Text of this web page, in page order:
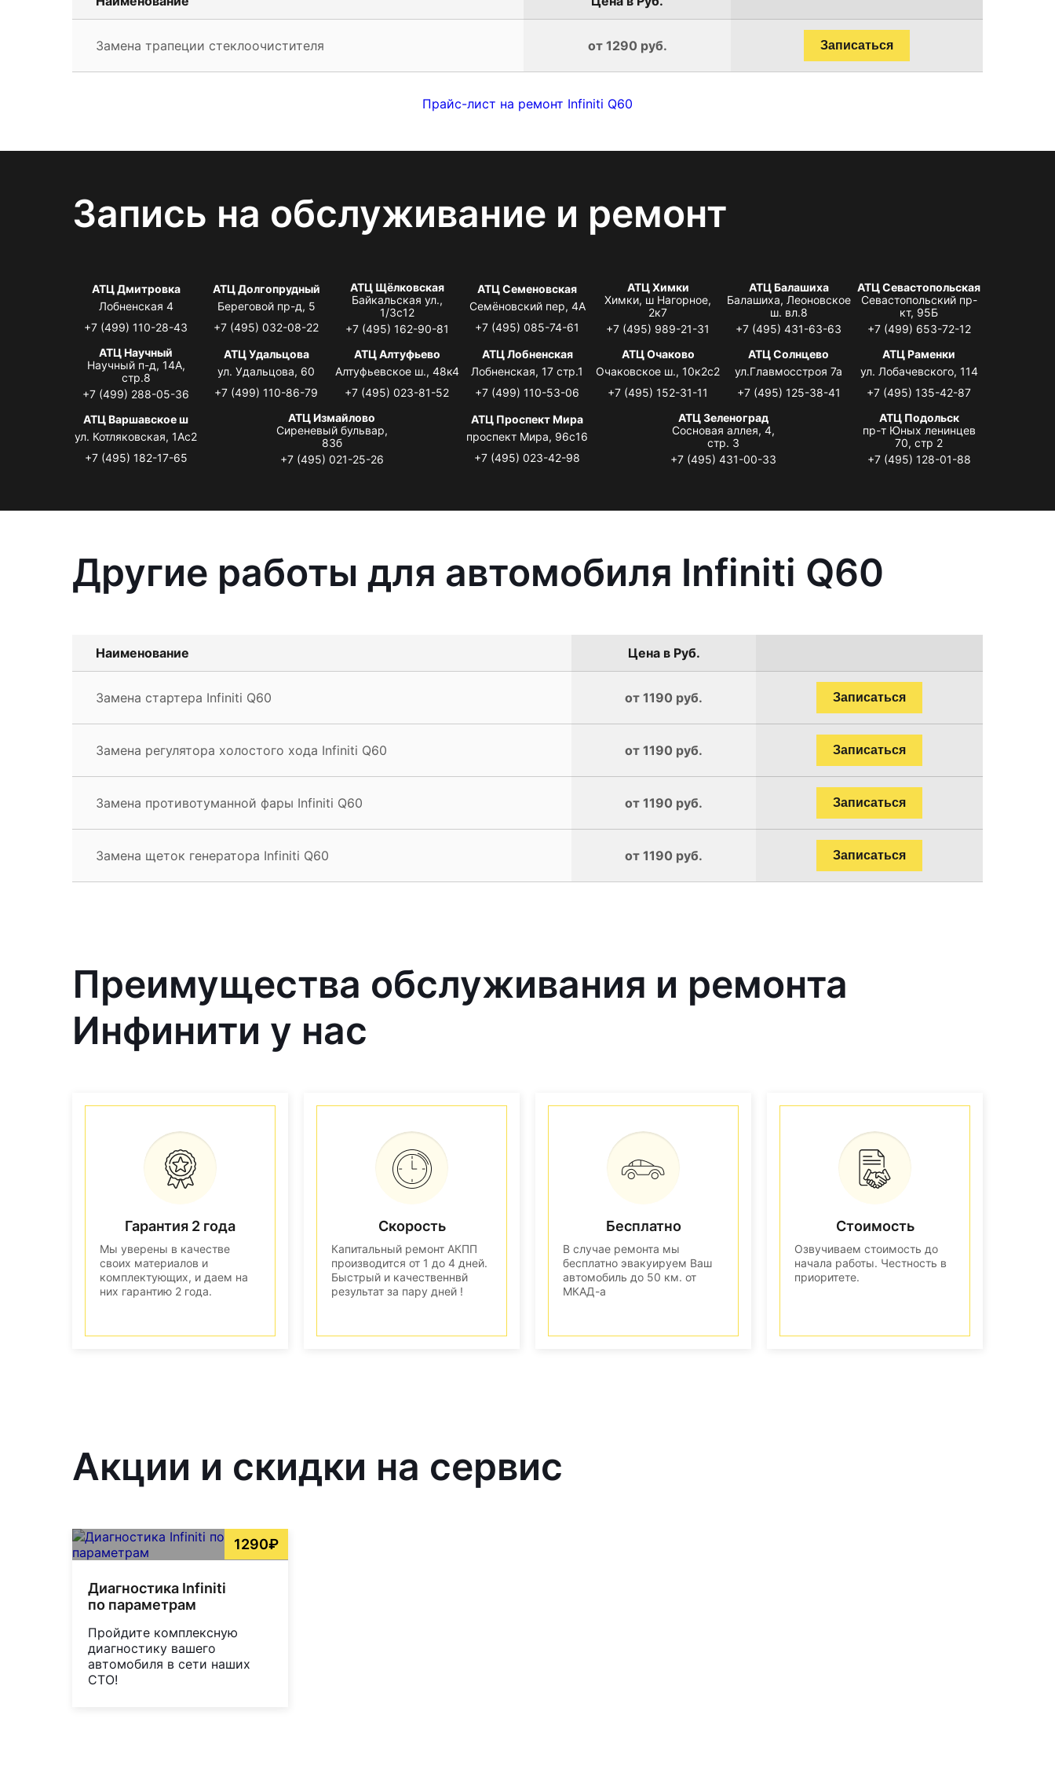
Замена трапеции стеклоочистителя от 1290 руб. Записаться
Прайс-лист на ремонт Infiniti Q60
Запись на обслуживание и ремонт
АТЦ Дмитровка
Лобненская 4
+7 (499) 110-28-43
АТЦ Долгопрудный
Береговой пр-д, 5
+7 (495) 032-08-22
АТЦ Щёлковская
Байкальская ул.,
1/3с12
+7 (495) 162-90-81
АТЦ Семеновская
Семёновский пер, 4А
+7 (495) 085-74-61
АТЦ Химки
Химки, ш Нагорное,
2к7
+7 (495) 989-21-31
АТЦ Балашиха
Балашиха, Леоновское
ш. вл.8
+7 (495) 431-63-63
АТЦ Севастопольская
Севастопольский пр-
кт, 95Б
+7 (499) 653-72-12
АТЦ Научный
Научный п-д, 14А,
стр.8
+7 (499) 288-05-36
АТЦ Удальцова
ул. Удальцова, 60
+7 (499) 110-86-79
АТЦ Алтуфьево
Алтуфьевское ш., 48к4
+7 (495) 023-81-52
АТЦ Лобненская
Лобненская, 17 стр.1
+7 (499) 110-53-06
АТЦ Очаково
Очаковское ш., 10к2с2
+7 (495) 152-31-11
АТЦ Солнцево
ул.Главмосстроя 7а
+7 (495) 125-38-41
АТЦ Раменки
ул. Лобачевского, 114
+7 (495) 135-42-87
АТЦ Варшавское ш
ул. Котляковская, 1Ас2
+7 (495) 182-17-65
АТЦ Измайлово
Сиреневый бульвар,
83б
+7 (495) 021-25-26
АТЦ Проспект Мира
проспект Мира, 96с16
+7 (495) 023-42-98
АТЦ Зеленоград
Сосновая аллея, 4,
стр. 3
+7 (495) 431-00-33
АТЦ Подольск
пр-т Юных ленинцев
70, стр 2
+7 (495) 128-01-88
Другие работы для автомобиля Infiniti Q60
Наименование Цена в Руб.
Замена стартера Infiniti Q60 от 1190 руб. Записаться
Замена регулятора холостого хода Infiniti Q60 от 1190 руб. Записаться
Замена противотуманной фары Infiniti Q60 от 1190 руб. Записаться
Замена щеток генератора Infiniti Q60 от 1190 руб. Записаться
Преимущества обслуживания и ремонта
Инфинити у нас
Гарантия 2 года
Мы уверены в качестве
своих материалов и
комплектующих, и даем на
них гарантию 2 года.
Скорость
Капитальный ремонт АКПП
производится от 1 до 4 дней.
Быстрый и качественнвй
результат за пару дней !
Бесплатно
В случае ремонта мы
бесплатно эвакуируем Ваш
автомобиль до 50 км. от
МКАД-а
Стоимость
Озвучиваем стоимость до
начала работы. Честность в
приоритете.
Акции и скидки на сервис
1290₽
Диагностика Infiniti
по параметрам
Пройдите комплексную
диагностику вашего
автомобиля в сети наших
СТО!